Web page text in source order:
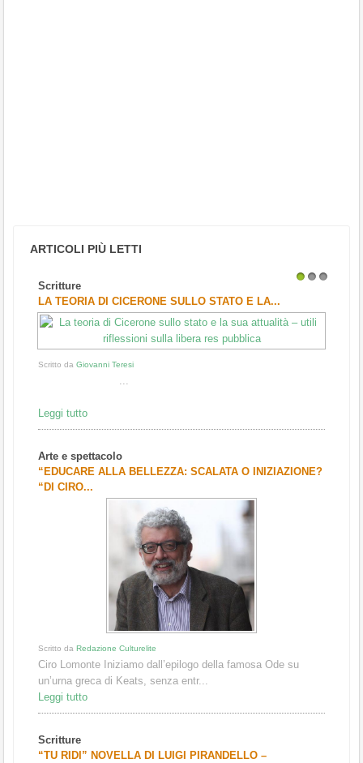
ARTICOLI PIÙ LETTI
Scritture
LA TEORIA DI CICERONE SULLO STATO E LA...
Scritto da Giovanni Teresi
...
Leggi tutto
Arte e spettacolo
“EDUCARE ALLA BELLEZZA: SCALATA O INIZIAZIONE?
“DI CIRO...
Scritto da Redazione Culturelite
Ciro Lomonte Iniziamo dall’epilogo della famosa Ode su
un’urna greca di Keats, senza entr...
Leggi tutto
Scritture
“TU RIDI” NOVELLA DI LUIGI PIRANDELLO –